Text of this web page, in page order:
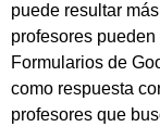
puede resultar
profesores
Formularios de
como respuesta
profesores que